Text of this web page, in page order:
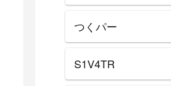
つくパー
S1V4TR